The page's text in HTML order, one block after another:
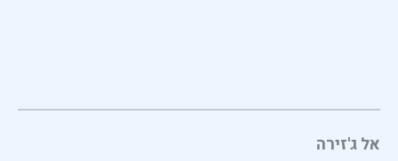
אל ג'זירה